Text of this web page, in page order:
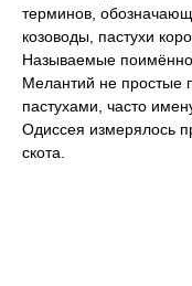
терминов,
козоводы, пастухи
Называемые
Мелантий не простые
пастухами, часто
Одиссея измерялось
скота.